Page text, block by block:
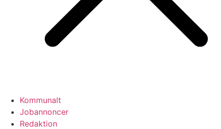
Kommunalt
Jobannoncer
Redaktion